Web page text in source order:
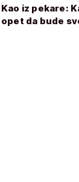
Kao iz pekare:
opet da bude